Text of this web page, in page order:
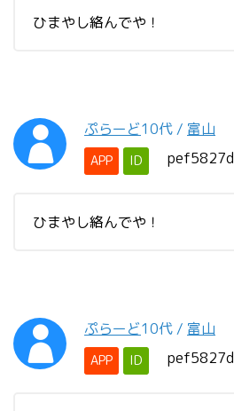
ひまやし絡んでや！
ぷらーど10代 / 富山
APP ID pef5827d
ひまやし絡んでや！
ぷらーど10代 / 富山
APP ID pef5827d